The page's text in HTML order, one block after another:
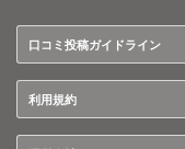
口コミ投稿ガイドライン
利用規約